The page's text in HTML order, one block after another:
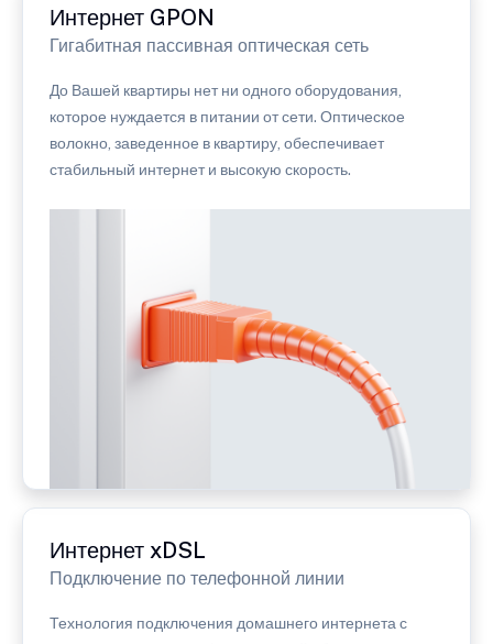
Интернет GPON
Гигабитная пассивная оптическая сеть
До Вашей квартиры нет ни одного оборудования,
которое нуждается в питании от сети. Оптическое
волокно, заведенное в квартиру, обеспечивает
стабильный интернет и высокую скорость.
Интернет xDSL
Подключение по телефонной линии
Технология подключения домашнего интернета с